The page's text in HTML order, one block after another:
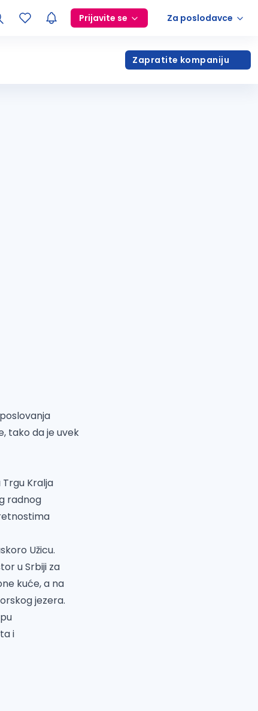
Prijavite se Za poslodavce
Zapratite kompaniju
tako da je uvek
Kralja
radnog
Užicu.
u Srbiji za
kuće, a na
jezera.
i